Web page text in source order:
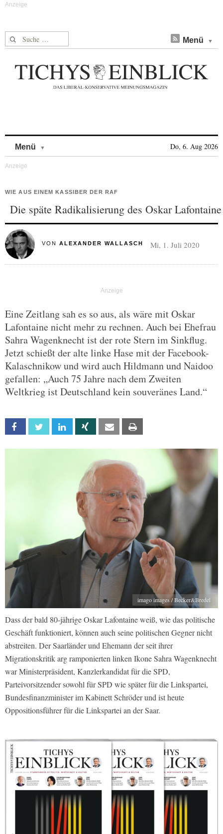
Suche nach: Menü
Menü Do, 6. Aug 2026
WIE AUS EINEM KASSIBER DER RAF
Die späte Radikalisierung des Oskar Lafontaine
VON ALEXANDER WALLASCH Mi, 1. Juli 2020
Eine Zeitlang sah es so aus, als wäre mit Oskar
Lafontaine nicht mehr zu rechnen. Auch bei Ehefrau
Sahra Wagenknecht ist der rote Stern im Sinkflug.
Jetzt schießt der alte linke Hase mit der Facebook-
Kalaschnikow und wird auch Hildmann und Naidoo
gefallen: „Auch 75 Jahre nach dem Zweiten
Weltkrieg ist Deutschland kein souveränes Land.“
Facebook Twitter Linkedin Xing Email
imago images / Becker&Bredel
Dass der bald 80-jährige Oskar Lafontaine weiß, wie das politische
Geschäft funktioniert, können auch seine politischen Gegner nicht
abstreiten. Der Saarländer und Ehemann der seit ihrer
Migrationskritik arg ramponierten linken Ikone Sahra Wagenknecht
war Ministerpräsident, Kanzlerkandidat für die SPD,
Parteivorsitzender sowohl für SPD wie später für die Linkspartei,
Bundesfinanzminister im Kabinett Schröder und ist heute
Oppositionsführer für die Linkspartei an der Saar.